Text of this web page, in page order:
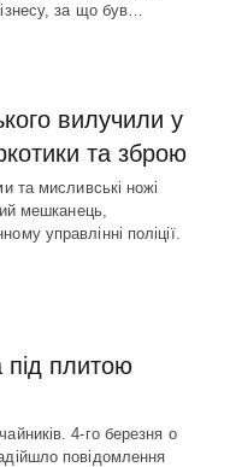
за що був…
вилучили у
та зброю
та мисливські ножі
мешканець,
управлінні поліції.
під плитою
4-го березня о
повідомлення